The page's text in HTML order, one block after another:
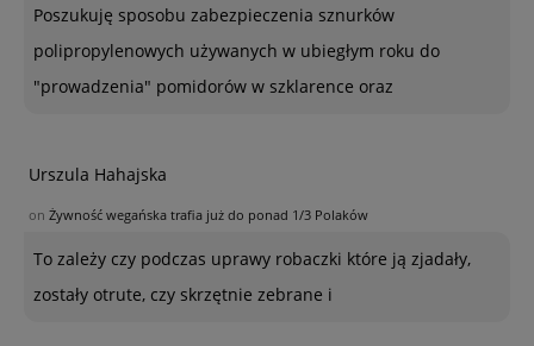
Poszukuję sposobu zabezpieczenia sznurków
polipropylenowych używanych w ubiegłym roku do
"prowadzenia" pomidorów w szklarence oraz
Urszula Hahajska
on Żywność wegańska trafia już do ponad 1/3 Polaków
To zależy czy podczas uprawy robaczki które ją zjadały,
zostały otrute, czy skrzętnie zebrane i